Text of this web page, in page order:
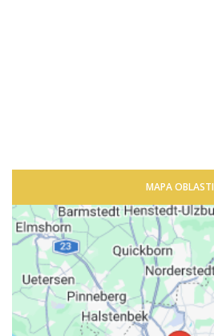
MAPA OBLASTI